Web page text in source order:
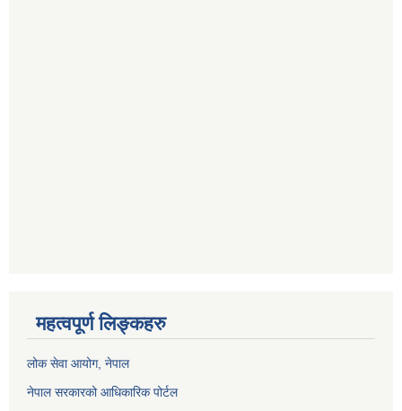
महत्वपूर्ण लिङ्कहरु
लोक सेवा आयोग, नेपाल
नेपाल सरकारको आधिकारिक पोर्टल